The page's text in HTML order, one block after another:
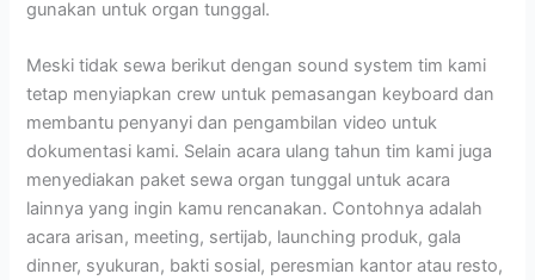
gunakan untuk organ tunggal.
Meski tidak sewa berikut dengan sound system tim kami
tetap menyiapkan crew untuk pemasangan keyboard dan
membantu penyanyi dan pengambilan video untuk
dokumentasi kami. Selain acara ulang tahun tim kami juga
menyediakan paket sewa organ tunggal untuk acara
lainnya yang ingin kamu rencanakan. Contohnya adalah
acara arisan, meeting, sertijab, launching produk, gala
dinner, syukuran, bakti sosial, peresmian kantor atau resto,